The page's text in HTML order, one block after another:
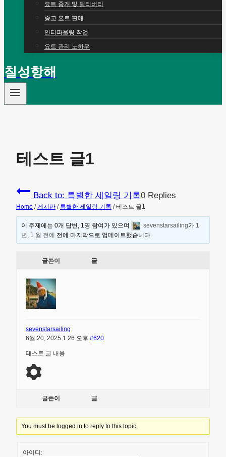
요트 중개 및 딜리버리
중고 요트 판매
안티파울링 작업
요트 관리 노하우
칠성항해
테스트 글1
Back to: 특별한 세일링 기록0 Replies
Home /게시판 / 특별한 세일링 기록 /테스트 글1
이 주제에는 0개 답변, 1명 참여가 있으며 sevenstarsailing가 1
년, 1 월 전에 전에 마지막으로 업데이트했습니다.
글쓴이 글
sevenstarsailing
6월 20, 2025 1:26 오후 #620
테스트 글 내용
글쓴이 글
You must be logged in to reply to this topic.
아이디: